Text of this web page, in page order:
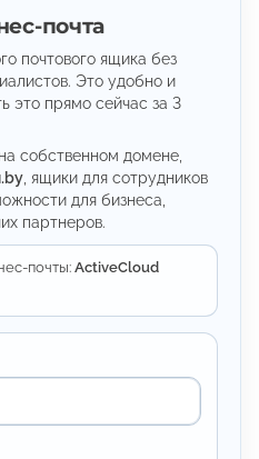
почта
почтового ящика без
Это удобно и
это прямо сейчас за 3
собственном домене,
, ящики для сотрудников
для бизнеса,
партнеров.
почты:ActiveCloud